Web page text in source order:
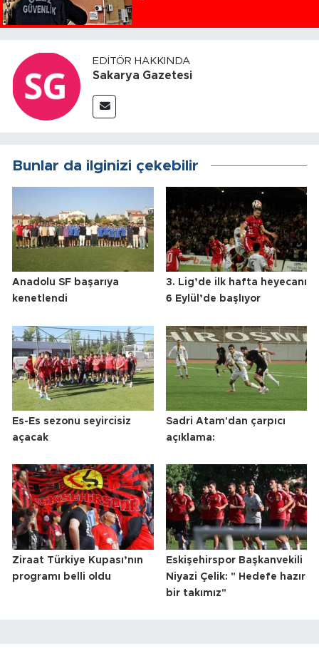
EDITÖR HAKKINDA
Sakarya Gazetesi
Bunlar da ilginizi çekebilir
Anadolu SF başarıya
kenetlendi
3. Lig’de ilk hafta heyecanı
6 Eylül’de başlıyor
Es-Es sezonu seyircisiz
açacak
Sadri Atam'dan çarpıcı
açıklama:
Ziraat Türkiye Kupası’nın
programı belli oldu
Eskişehirspor Başkanvekili
Niyazi Çelik: " Hedefe hazır
bir takımız"